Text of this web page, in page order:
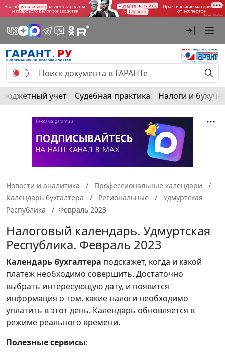
Бюджетный учет Судебная практика Налоги и
Новости и аналитика
Профессиональные календари
Календарь бухгалтера
Региональные
Удмуртская
Республика
Февраль 2023
Налоговый календарь. Удмуртская
Республика. Февраль 2023
Календарьбухгалтера подскажет, когда и какой
платеж необходимо совершить. Достаточно
выбрать интересующую дату, и появится
информация о том, какие налоги необходимо
уплатить в этот день. Календарь обновляется в
режиме реального времени.
Полезные сервисы: